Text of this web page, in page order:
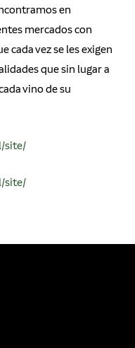
en
mercados con
cada vez se les exigen
que sin lugar a
vino de su
site/
site/